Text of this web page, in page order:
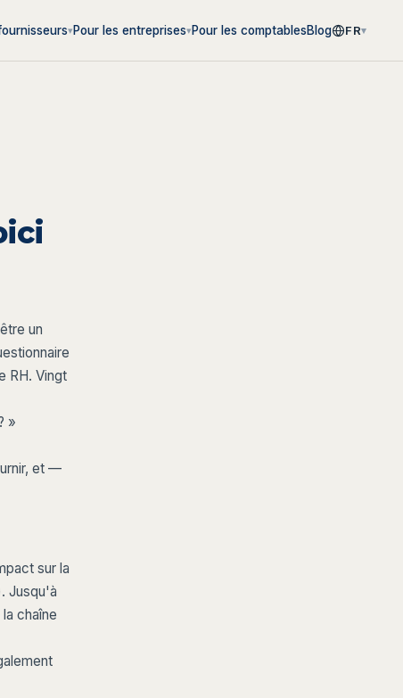
▾ Pour les entreprises▾Pour les comptablesBlog FR▾
un
RH. Vingt
»
et —
sur la
Jusqu'à
chaîne